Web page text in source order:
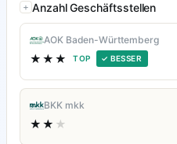
Anzahl Geschäftsstellen
AOK Baden-Württemberg
★★★ TOP ✓ BESSER
BKK mkk
★★ ★